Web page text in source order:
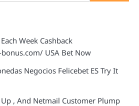
Week Cashback
USA Bet Now
Negocios Felicebet ES Try It
, And Netmail Customer Plump